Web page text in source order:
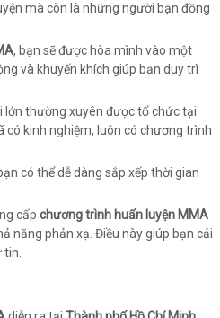
mà còn là những người bạn đồng
, bạn sẽ được hòa mình vào một
và khuyến khích giúp bạn duy trì
lớn thường xuyên được tổ chức tại
có kinh nghiệm, luôn có chương trình
có thể dễ dàng sắp xếp thời gian
cấp chương trình huấn luyện MMA
năng phản xạ. Điều này giúp bạn cải